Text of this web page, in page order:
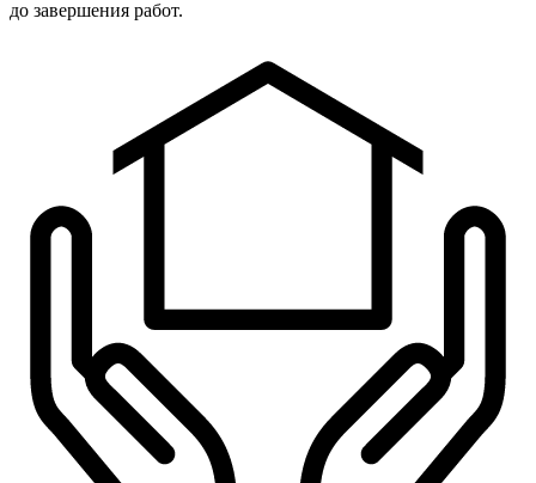
до завершения работ.